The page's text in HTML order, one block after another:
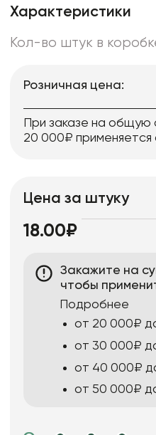
Характеристики
Кол-во штук в
Розничная цена:
При заказе на общую
20 000₽ применяется
Цена за штуку
18.00₽
Закажите на
чтобы
Подробнее
от 20 000₽
от 30 000₽
от 40 000₽
от 50 000₽